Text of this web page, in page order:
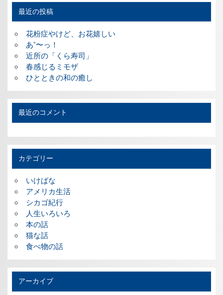
最近の投稿
花粉症やけど、お花嬉しい
あ”〜っ！
近所の「くら寿司」
春感じるミモザ
ひとときの和の癒し
最近のコメント
カテゴリー
いけばな
アメリカ生活
シカゴ紀行
人生いろいろ
本の話
猫な話
食べ物の話
アーカイブ